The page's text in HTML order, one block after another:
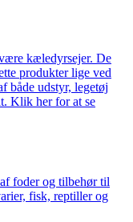
kæledyrsejer. De
produkter lige ved
både udstyr, legetøj
Klik her for at se
foder og tilbehør til
fisk, reptiller og